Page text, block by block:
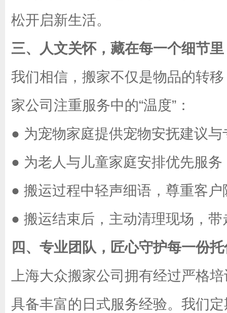
松开启新生活。
三、人文关怀，藏在每一个细节里
我们相信，搬家不仅是物品的转
家公司注重服务中的“温度”：
● 为宠物家庭提供宠物安抚建议
● 为老人与儿童家庭安排优先服
● 搬运过程中轻声细语，尊重客
● 搬运结束后，主动清理现场，
四、专业团队，匠心守护每一份
上海大众搬家公司拥有经过严格
具备丰富的日式服务经验。我们